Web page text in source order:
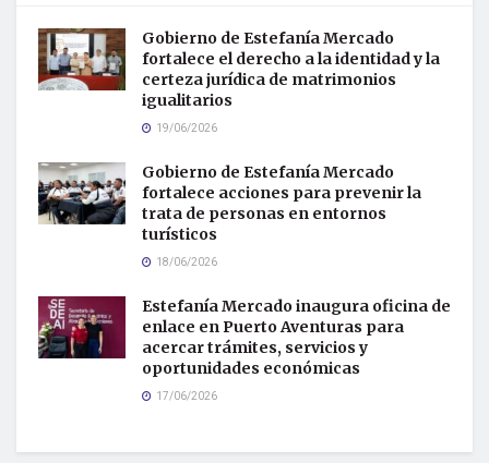
Gobierno de Estefanía Mercado
fortalece el derecho a la identidad y la
certeza jurídica de matrimonios
igualitarios
19/06/2026
Gobierno de Estefanía Mercado
fortalece acciones para prevenir la
trata de personas en entornos
turísticos
18/06/2026
Estefanía Mercado inaugura oficina de
enlace en Puerto Aventuras para
acercar trámites, servicios y
oportunidades económicas
17/06/2026